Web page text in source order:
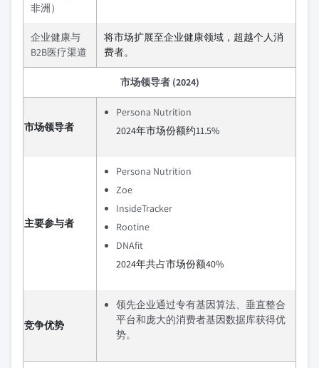
非洲）
企业健康与
B2B医疗渠道
将市场扩展至企业健康领域，超越个人消
费者。
市场领导者 (2024)
市场领导者
Persona Nutrition
2024年市场份额约11.5%
主要参与者
Persona Nutrition
Zoe
InsideTracker
Rootine
DNAfit
2024年共占市场份额40%
竞争优势
领先企业通过专有基因算法、垂直整合
平台和庞大的消费者基因数据库获得优
势。